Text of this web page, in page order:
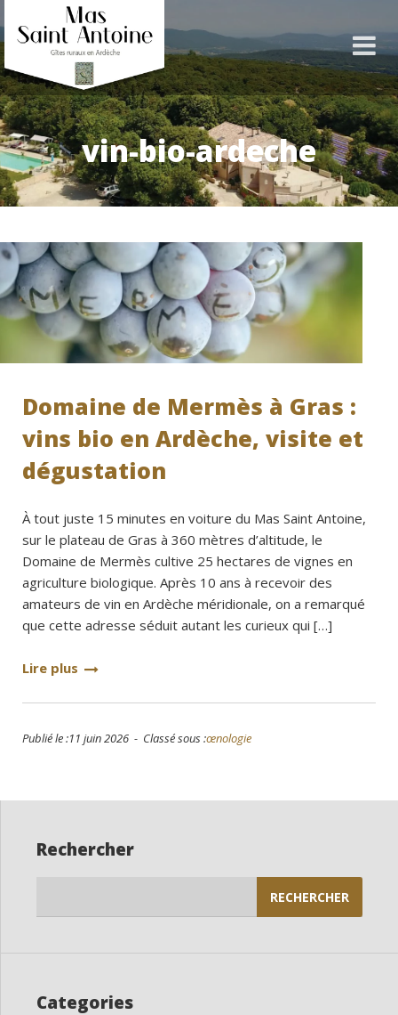
vin-bio-ardeche
Domaine de Mermès à Gras :
vins bio en Ardèche, visite et
dégustation
À tout juste 15 minutes en voiture du Mas Saint Antoine,
sur le plateau de Gras à 360 mètres d’altitude, le
Domaine de Mermès cultive 25 hectares de vignes en
agriculture biologique. Après 10 ans à recevoir des
amateurs de vin en Ardèche méridionale, on a remarqué
que cette adresse séduit autant les curieux qui […]
Lire plus
Publié le :11 juin 2026 - Classé sous :œnologie
Rechercher
Categories